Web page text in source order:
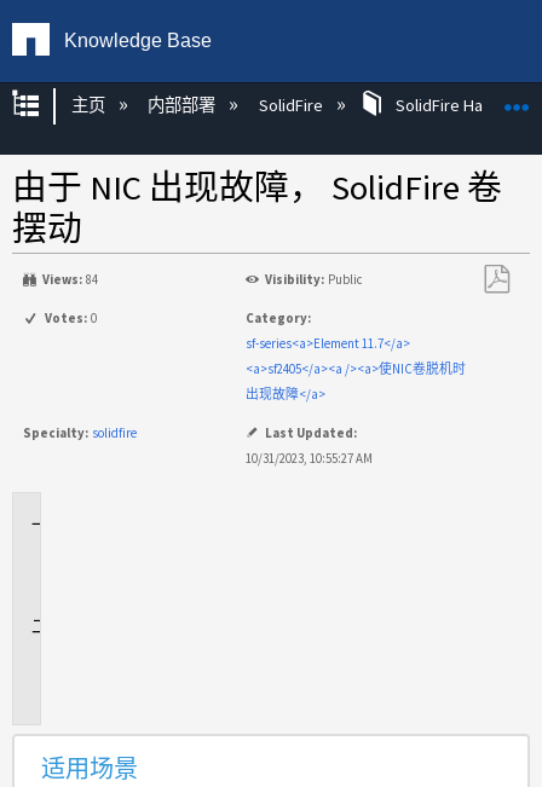
Knowledge Base
扩展/隐缩全局层次
主页 内部部署 SolidFire SolidFire Hardware
由于 NIC 出现故障， SolidFire 卷
摆动
Views: 84 Visibility: Public
Votes: 0
Category:
sf-series<a>Element 11.7</a>
<a>sf2405</a><a /><a>使NIC卷脱机时
出现故障</a>
Specialty: solidfire
Last Updated:
10/31/2023, 10:55:27 AM
适用场景